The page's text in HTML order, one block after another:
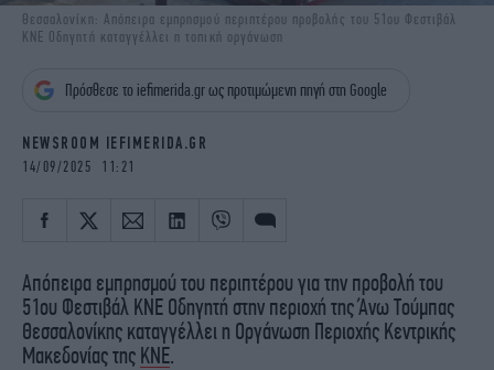
iBOOKS
ΖΩΔΙΑ
OSCARS
NEWSLETTER
Θεσσαλονίκη: Απόπειρα εμπρησμού περιπτέρου προβολής του 51ου Φεστιβάλ
ΚΝΕ Οδηγητή καταγγέλλει η τοπική οργάνωση
Πρόσθεσε το iefimerida.gr ως προτιμώμενη πηγή στη Google
NEWSROOM IEFIMERIDA.GR
14/09/2025 11:21
Απόπειρα εμπρησμού του περιπτέρου για την προβολή του
51ου Φεστιβάλ ΚΝΕ Οδηγητή στην περιοχή της Άνω Τούμπας
Θεσσαλονίκης καταγγέλλει η Οργάνωση Περιοχής Κεντρικής
Μακεδονίας της ΚΝΕ.